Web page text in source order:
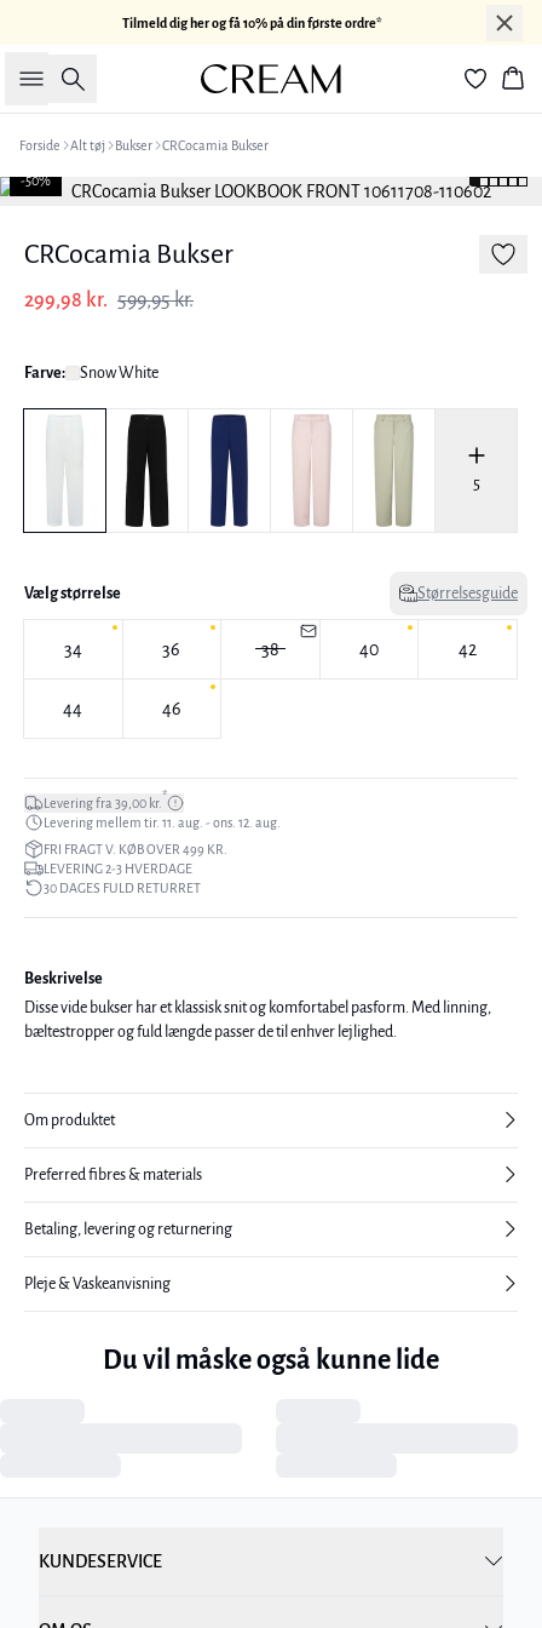
Tilmeld dig her og få 10% på din første ordre*
Søg
Forside Alt tøj Bukser CRCocamia Bukser
-50%
CRCocamia Bukser
299,98 kr. 599,95 kr.
Farve: Snow White
5
Vælg størrelse Størrelsesguide
34 36 38 40 42
44 46
Levering fra 39,00 kr.*
Levering mellem tir. 11. aug. - ons. 12. aug.
FRI FRAGT V. KØB OVER 499 KR.
LEVERING 2-3 HVERDAGE
30 DAGES FULD RETURRET
Beskrivelse
Disse vide bukser har et klassisk snit og komfortabel pasform. Med linning,
bæltestropper og fuld længde passer de til enhver lejlighed.
Om produktet
Preferred fibres & materials
Betaling, levering og returnering
Pleje & Vaskeanvisning
Du vil måske også kunne lide
KUNDESERVICE